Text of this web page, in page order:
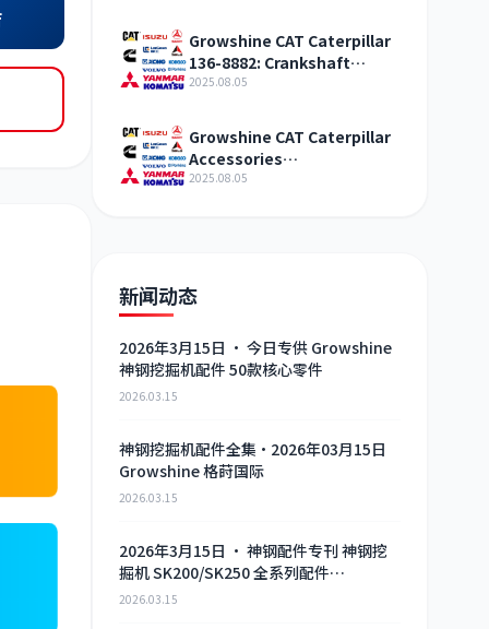
combustion engine
accessories
Growshine CAT Caterpillar
136-8882: Crankshaft
assembly Engine agent
2025.08.05
Growshine CAT Caterpillar
Accessories
SPRING2746717 Auto Parts
2025.08.05
新闻动态
2026年3月15日 · 今日专供 Growshine
神钢挖掘机配件 50款核心零件
2026.03.15
神钢挖掘机配件全集·2026年03月15日
Growshine 格莳国际
2026.03.15
2026年3月15日 · 神钢配件专刊 神钢挖
掘机 SK200/SK250 全系列配件
Growshine 现货直供
2026.03.15